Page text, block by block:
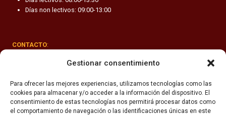
Gestionar consentimiento
Para ofrecer las mejores experiencias, utilizamos tecnologías como las
cookies para almacenar y/o acceder a la información del dispositivo. El
consentimiento de estas tecnologías nos permitirá procesar datos como
el comportamiento de navegación o las identificaciones únicas en este
Días non lectivos: 09:00-13:00
CONTACTO:
Rúa Valle-Inclán 1-3, 15011 A Coruña
secretaria@fhsm.es